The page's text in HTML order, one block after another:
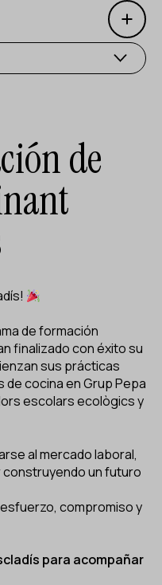
Open
de
de formación
finalizado con éxito su
sus prácticas
de cocina enGrup Pepa
escolars ecològicsy
al mercado laboral,
un futuro
compromiso y
para acompañar